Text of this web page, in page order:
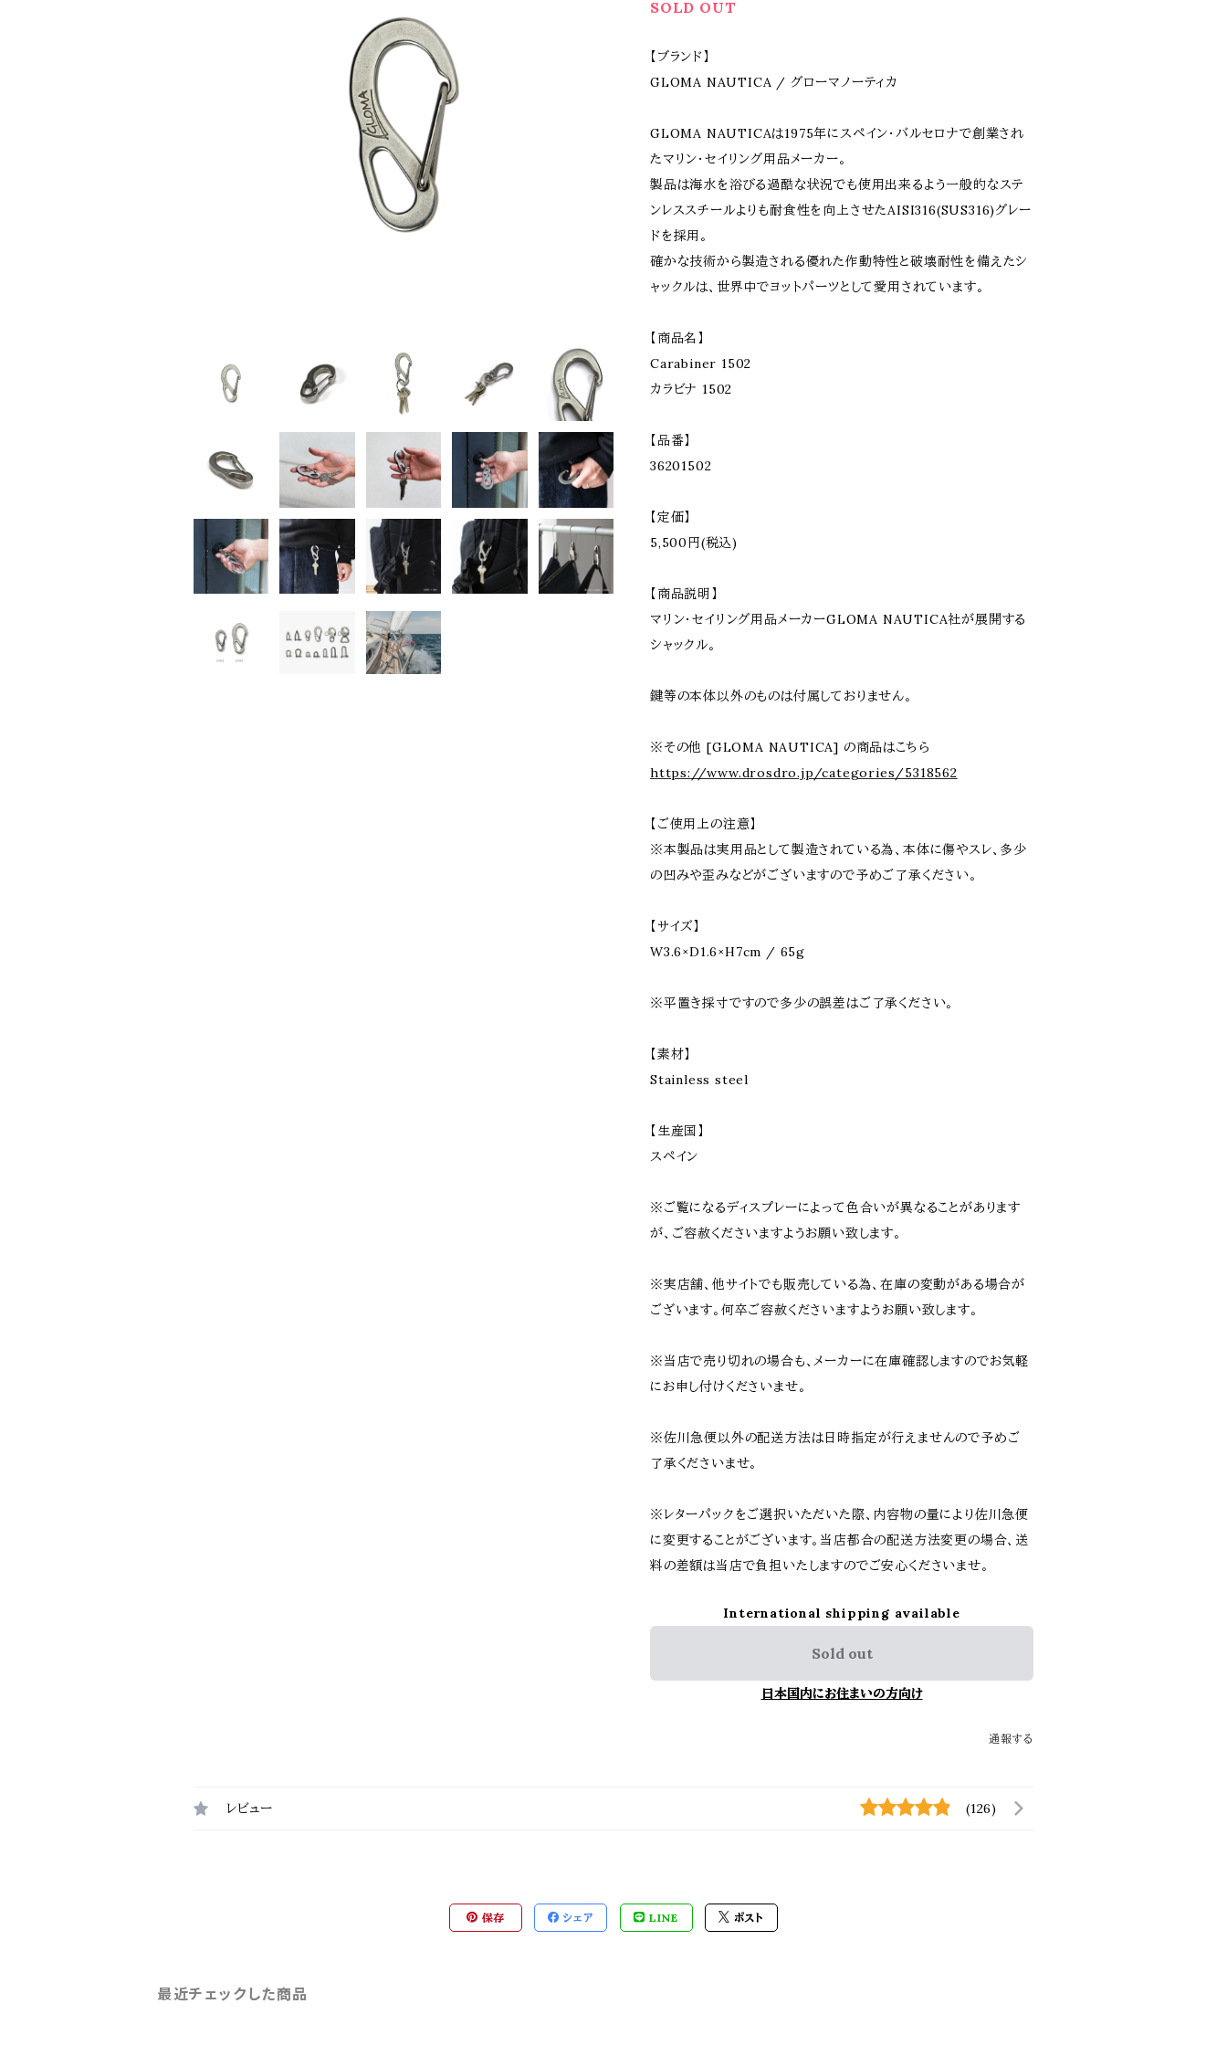
SOLD OUT
【ブランド】
GLOMA NAUTICA / グローマノーティカ
GLOMA NAUTICAは1975年にスペイン・バルセロナで創業され
たマリン・セイリング用品メーカー。
製品は海水を浴びる過酷な状況でも使用出来るよう一般的なステ
ンレススチールよりも耐食性を向上させたAISI316(SUS316)グレー
ドを採用。
確かな技術から製造される優れた作動特性と破壊耐性を備えたシ
ャックルは、世界中でヨットパーツとして愛用されています。
【商品名】
Carabiner 1502
カラビナ 1502
【品番】
36201502
【定価】
5,500円(税込)
【商品説明】
マリン・セイリング用品メーカーGLOMA NAUTICA社が展開する
シャックル。
鍵等の本体以外のものは付属しておりません。
※その他 [GLOMA NAUTICA] の商品はこちら
https://www.drosdro.jp/categories/5318562
【ご使用上の注意】
※本製品は実用品として製造されている為、本体に傷やスレ、多少
の凹みや歪みなどがございますので予めご了承ください。
【サイズ】
W3.6×D1.6×H7cm / 65g
※平置き採寸ですので多少の誤差はご了承ください。
【素材】
Stainless steel
【生産国】
スペイン
※ご覧になるディスプレーによって色合いが異なることがあります
が、ご容赦くださいますようお願い致します。
※実店舗、他サイトでも販売している為、在庫の変動がある場合が
ございます。何卒ご容赦くださいますようお願い致します。
※当店で売り切れの場合も、メーカーに在庫確認しますのでお気軽
にお申し付けくださいませ。
※佐川急便以外の配送方法は日時指定が行えませんので予めご
了承くださいませ。
※レターパックをご選択いただいた際、内容物の量により佐川急便
に変更することがございます。当店都合の配送方法変更の場合、送
料の差額は当店で負担いたしますのでご安心くださいませ。
International shipping available
Sold out
日本国内にお住まいの方向け
通報する
レビュー (126)
保存 シェア LINE ポスト
最近チェックした商品